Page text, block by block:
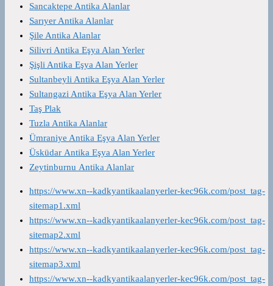
Sancaktepe Antika Alanlar
Sarıyer Antika Alanlar
Şile Antika Alanlar
Silivri Antika Eşya Alan Yerler
Şişli Antika Eşya Alan Yerler
Sultanbeyli Antika Eşya Alan Yerler
Sultangazi Antika Eşya Alan Yerler
Taş Plak
Tuzla Antika Alanlar
Ümraniye Antika Eşya Alan Yerler
Üsküdar Antika Eşya Alan Yerler
Zeytinburnu Antika Alanlar
https://www.xn--kadkyantikaalanyerler-kec96k.com/post_tag-
sitemap1.xml
https://www.xn--kadkyantikaalanyerler-kec96k.com/post_tag-
sitemap2.xml
https://www.xn--kadkyantikaalanyerler-kec96k.com/post_tag-
sitemap3.xml
https://www.xn--kadkyantikaalanyerler-kec96k.com/post_tag-